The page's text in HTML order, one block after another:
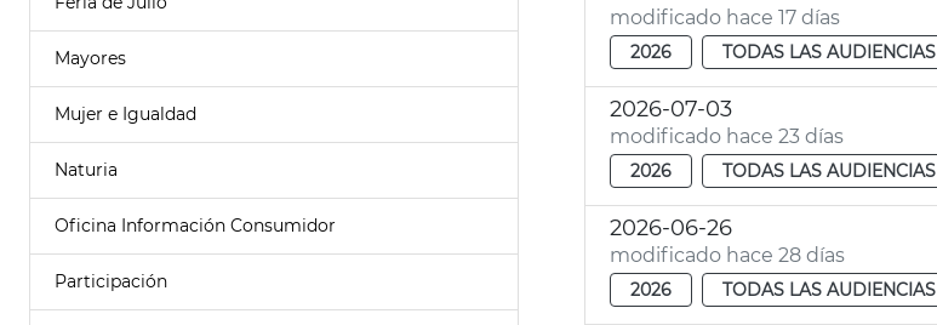
Mayores
Mujer e Igualdad
Naturia
Oficina Información Consumidor
Participación
modificado hace 17 días
2026 TODAS LAS AUDIENCIAS
2026-07-03
modificado hace 23 días
2026 TODAS LAS AUDIENCIAS
2026-06-26
modificado hace 28 días
2026 TODAS LAS AUDIENCIAS